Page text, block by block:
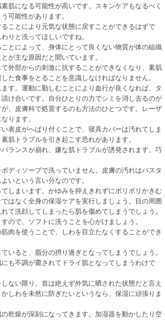
肌になる可能性が高いです。スキンケアもなるべく
可能性があります。
ことにより元気な状態に戻すことができるはずで
りと洗ってほしいですね。
とによって、身体にとって良くない物質が体の組織
が主な原因だと聞いています。
外部からの刺激に抗することができなくなり、素肌
た食事をとることを意識しなければなりません。
す。運動に勤しむことにより血行が良くなれば、タ
け合いです。自分ひとりの力でシミを消し去るのが
、皮膚科で処置するのも方法のひとつです。レーザ
ります。
表皮がへばり付くことで、寝具カバーは汚れてしま
肌トラブルを引き起こす恐れがあります。
ランスが崩れ、嫌な肌トラブルが誘発されます。巧
ディソープで洗っていません。皮膚の汚れはバスタ
いという言い分なのです。
しまいます。かゆみを抑えきれずにボリボリかきむ
はなく全身の保湿ケアを実行しましょう。目の周囲
て洗顔してしまったら肌を傷めてしまうでしょう。
ので、ソフトに洗うことを心がけましょう。
肉を使うことで、しわを目立たなくすることができ
いると、脂分の摂り過ぎとなってしまうでしょう。
も不調が齎されてドライ肌となってしまうわけで
ない限り、首は絶えず外気に晒された状態だと言え
しわを未然に防ぎたいというなら、保湿に頑張りま
乾燥が深刻になってきます。加湿器を動かしたり空